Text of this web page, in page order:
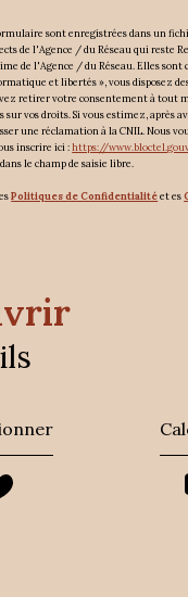
sont enregistrées dans un
de l'Agence / du Réseau qui reste
de l'Agence / du Réseau. Elles sont
et libertés », vous disposez
retirer votre consentement à tout
sur vos droits. Si vous estimez, après
une réclamation à la CNIL. Nous
inscrire ici :https://
le champ de saisie libre.
Politiques de Confidentialitéet es